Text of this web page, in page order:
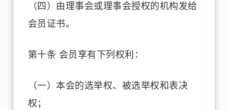
（四）由理事会或理事会授权的机构发给
会员证书。
第十条 会员享有下列权利：
（一）本会的选举权、被选举权和表决
权；